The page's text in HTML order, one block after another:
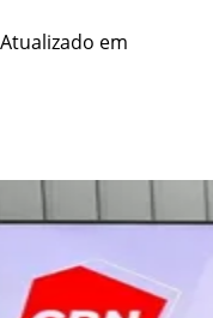
Atualizado em